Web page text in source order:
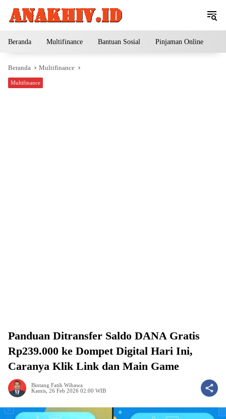
Beranda Multifinance Bantuan Sosial Pinjaman Online
Beranda Multifinance
Multifinance
Panduan Ditransfer Saldo DANA Gratis
Rp239.000 ke Dompet Digital Hari Ini,
Caranya Klik Link dan Main Game
Bintang Fatih Wibawa
Kamis, 26 Feb 2026 02:00 WIB